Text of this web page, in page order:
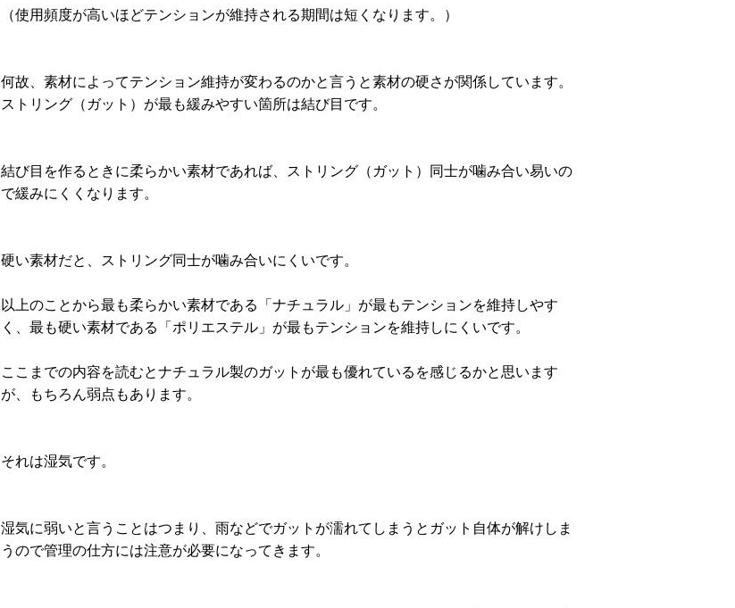
（使用頻度が高いほどテンションが維持される期間は短くなります。）
何故、素材によってテンション維持が変わるのかと言うと素材の硬さが関係しています。
ストリング（ガット）が最も緩みやすい箇所は結び目です。
結び目を作るときに柔らかい素材であれば、ストリング（ガット）同士が噛み合い易いの
で緩みにくくなります。
硬い素材だと、ストリング同士が噛み合いにくいです。
以上のことから最も柔らかい素材である「ナチュラル」が最もテンションを維持しやす
く、最も硬い素材である「ポリエステル」が最もテンションを維持しにくいです。
ここまでの内容を読むとナチュラル製のガットが最も優れているを感じるかと思います
が、もちろん弱点もあります。
それは湿気です。
湿気に弱いと言うことはつまり、雨などでガットが濡れてしまうとガット自体が解けしま
うので管理の仕方には注意が必要になってきます。